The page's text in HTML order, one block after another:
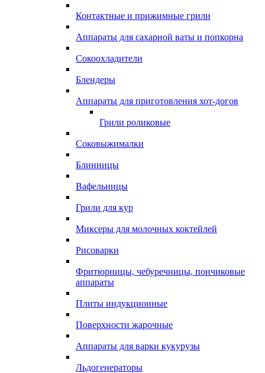
Контактные и прижимные грили
Аппараты для сахарной ваты и попкорна
Сокоохладители
Блендеры
Аппараты для приготовления хот-догов
Грили роликовые
Соковыжималки
Блинницы
Вафельницы
Грили для кур
Миксеры для молочных коктейлей
Рисоварки
Фритюрницы, чебуречницы, пончиковые
аппараты
Плиты индукционные
Поверхности жарочные
Аппараты для варки кукурузы
Льдогенераторы